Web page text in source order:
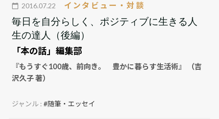
2016.07.22 インタビュー・対談
毎日を自分らしく、ポジティブに生きる人
生の達人（後編）
「本の話」編集部
『もうすぐ100歳、前向き。 豊かに暮らす生活術』 （吉
沢久子 著）
ジャンル :#随筆・エッセイ